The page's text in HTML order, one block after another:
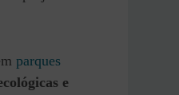
parques
e